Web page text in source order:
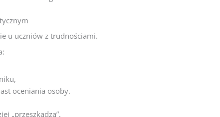
u uczniów z trudnościami.
oceniania osoby.
„przeszkadza”.